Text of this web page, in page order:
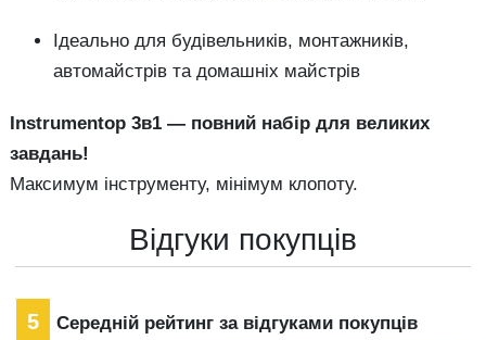
Ідеально для будівельників, монтажників,
автомайстрів та домашніх майстрів
Instrumentop 3в1 — повний набір для великих
завдань!
Максимум інструменту, мінімум клопоту.
Відгуки покупців
5 Середній рейтинг за відгуками покупців